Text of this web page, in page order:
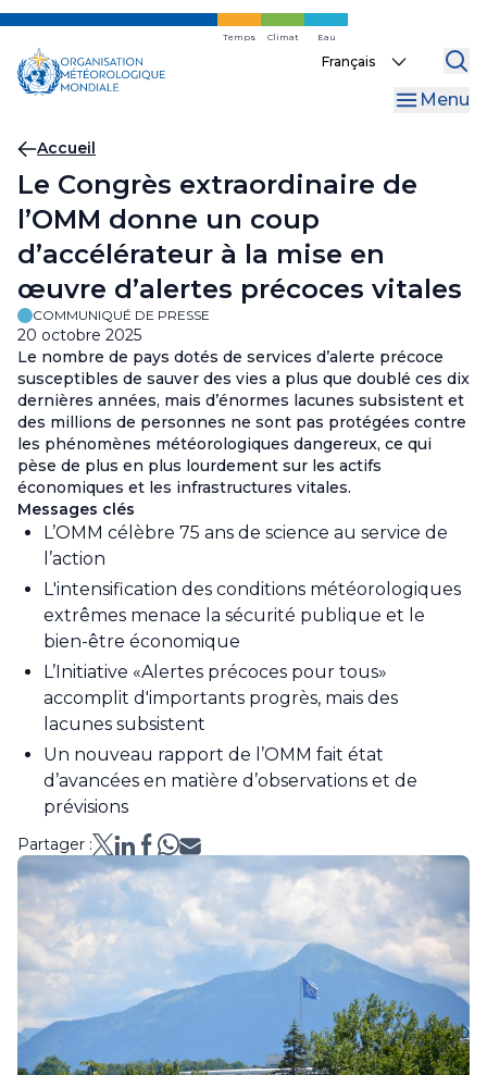
Skip
main
content
Temps Climat Eau
Select
Menu
Fil
d'Ariane
Accueil
Le Congrès extraordinaire de
l’OMM donne un coup
d’accélérateur à la mise en
œuvre d’alertes précoces vitales
COMMUNIQUÉ DE PRESSE
20 octobre 2025
Le nombre de pays dotés de services d’alerte précoce
susceptibles de sauver des vies a plus que doublé ces dix
dernières années, mais d’énormes lacunes subsistent et
des millions de personnes ne sont pas protégées contre
les phénomènes météorologiques dangereux, ce qui
pèse de plus en plus lourdement sur les actifs
économiques et les infrastructures vitales.
Messages clés
L’OMM célèbre 75 ans de science au service de
l’action
L'intensification des conditions météorologiques
extrêmes menace la sécurité publique et le
bien-être économique
L’Initiative «Alertes précoces pour tous»
accomplit d'importants progrès, mais des
lacunes subsistent
Un nouveau rapport de l’OMM fait état
d’avancées en matière d’observations et de
prévisions
Partager :